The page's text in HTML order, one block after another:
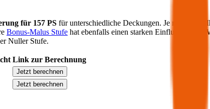
für 157 PS für unterschiedliche Deckungen. Je nach Alter
Bonus-Malus Stufe hat ebenfalls einen starken Einfluss auf die
Nuller Stufe.
Link zur Berechnung
Jetzt berechnen
Jetzt berechnen